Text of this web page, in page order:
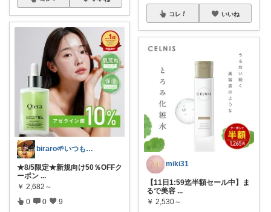
biraro🌱いつもありがとう♡
★8/5限定★新規向け50％OFFク
ーポン ...
￥ 2,682～
0 0 9
コレ いいね
miki31
【11日1:59迄半額セール中】ま
るで美容 ...
￥ 2,530～